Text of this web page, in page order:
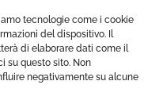
tecnologie come i cookie
del dispositivo. Il
di elaborare dati come il
su questo sito. Non
negativamente su alcune